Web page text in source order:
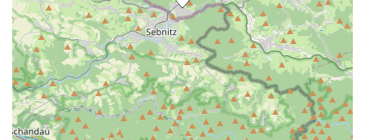
křižovatce Školní a Horské ulice v Trutnově
Pamětní deska Jaroslava Třešňáka v
Českobratrské ulici v Teplicích
Pamětní deska Walthera Hensela na vile
Landhaus v ulici Pod Doubravkou v
Teplicích